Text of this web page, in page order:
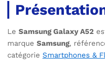
Le Samsung Galaxy A52
marque Samsung,
catégorie Smartphones &